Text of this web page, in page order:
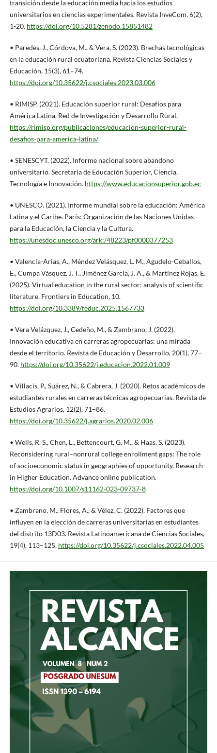
transición desde la educación media hacia los estudios
universitarios en ciencias experimentales. Revista InveCom, 6(2),
1-20. https://doi.org/10.5281/zenodo.15851482
• Paredes, J., Córdova, M., & Vera, S. (2023). Brechas tecnológicas
en la educación rural ecuatoriana. Revista Ciencias Sociales y
Educación, 15(3), 61–74.
https://doi.org/10.35622/j.csociales.2023.03.006
• RIMISP. (2021). Educación superior rural: Desafíos para
América Latina. Red de Investigación y Desarrollo Rural.
https://rimisp.org/publicaciones/educacion-superior-rural-
desafios-para-america-latina/
• SENESCYT. (2022). Informe nacional sobre abandono
universitario. Secretaría de Educación Superior, Ciencia,
Tecnología e Innovación. https://www.educacionsuperior.gob.ec
• UNESCO. (2021). Informe mundial sobre la educación: América
Latina y el Caribe. París: Organización de las Naciones Unidas
para la Educación, la Ciencia y la Cultura.
https://unesdoc.unesco.org/ark:/48223/pf0000377253
• Valencia-Arias, A., Méndez Velásquez, L. M., Agudelo-Ceballos,
E., Cumpa Vásquez, J. T., Jiménez García, J. A., & Martínez Rojas, E.
(2025). Virtual education in the rural sector: analysis of scientific
literature. Frontiers in Education, 10.
https://doi.org/10.3389/feduc.2025.1567733
• Vera Velázquez, J., Cedeño, M., & Zambrano, J. (2022).
Innovación educativa en carreras agropecuarias: una mirada
desde el territorio. Revista de Educación y Desarrollo, 20(1), 77–
90. https://doi.org/10.35622/j.educacion.2022.01.009
• Villacís, P., Suárez, N., & Cabrera, J. (2020). Retos académicos de
estudiantes rurales en carreras técnicas agropecuarias. Revista de
Estudios Agrarios, 12(2), 71–86.
https://doi.org/10.35622/j.agrarios.2020.02.006
• Wells, R. S., Chen, L., Bettencourt, G. M., & Haas, S. (2023).
Reconsidering rural–nonrural college enrollment gaps: The role
of socioeconomic status in geographies of opportunity. Research
in Higher Education. Advance online publication.
https://doi.org/10.1007/s11162-023-09737-8
• Zambrano, M., Flores, A., & Vélez, C. (2022). Factores que
influyen en la elección de carreras universitarias en estudiantes
del distrito 13D03. Revista Latinoamericana de Ciencias Sociales,
19(4), 113–125. https://doi.org/10.35622/j.csociales.2022.04.005